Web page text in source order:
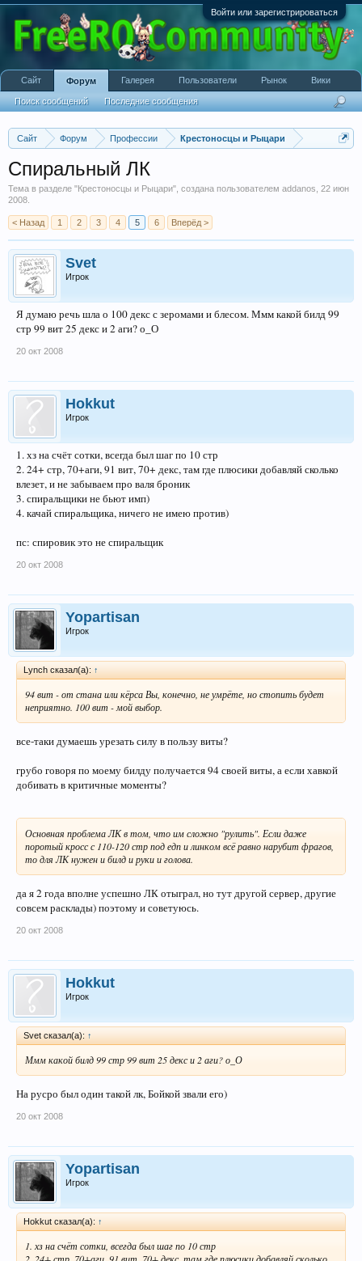
Войти или зарегистрироваться
Сайт Форум Профессии Крестоносцы и Рыцари
Спиральный ЛК
Тема в разделе "Крестоносцы и Рыцари", создана пользователем addanos 22 июн
2008
< Назад 1 2 3 4 5 6 Вперёд >
Svet
Игрок
Я думаю речь шла о 100 декс с зеромами и блесом. Ммм какой билд 99
стр 99 вит 25 декс и 2 аги? о_О
20 окт 2008
Hokkut
Игрок
1. хз на счёт сотки, всегда был шаг по 10 стр
2. 24+ стр, 70+аги, 91 вит, 70+ декс, там где плюсики добавляй сколько
влезет, и не забываем про валя броник
3. спиральщики не бьют имп)
4. качай спиральщика, ничего не имею против)
пс: спировик это не спиральщик
20 окт 2008
Yopartisan
Игрок
Lynch сказал(а): ↑
94 вит - от стана или кёрса Вы, конечно, не умрёте, но стопить будет
неприятно. 100 вит - мой выбор.
все-таки думаешь урезать силу в пользу виты?
грубо говоря по моему билду получается 94 своей виты, а если хавкой
добивать в критичные моменты?
Основная проблема ЛК в том, что им сложно "рулить". Если даже
поротый кросс с 110-120 стр под едп и линком всё равно нарубит фрагов,
то для ЛК нужен и билд и руки и голова.
да я 2 года вполне успешно ЛК отыграл, но тут другой сервер, другие
совсем расклады) поэтому и советуюсь.
20 окт 2008
Hokkut
Игрок
Svet сказал(а): ↑
Ммм какой билд 99 стр 99 вит 25 декс и 2 аги? о_О
На русро был один такой лк, Бойкой звали его)
20 окт 2008
Yopartisan
Игрок
Hokkut сказал(а): ↑
1. хз на счёт сотки, всегда был шаг по 10 стр
Сайт Форум
Поиск сообщений Последние сообщения
Галерея Пользователи Рынок Вики